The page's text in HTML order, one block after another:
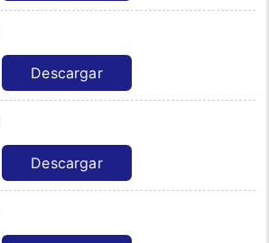
Descargar
Descargar